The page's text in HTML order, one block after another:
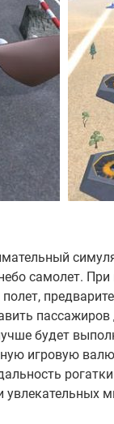
самолет.
пассажиров
будет
игровую
увлекательных